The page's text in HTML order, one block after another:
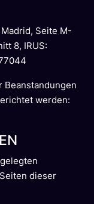
Seite M-
8, IRUS:
Beanstandungen
werden:
dieser